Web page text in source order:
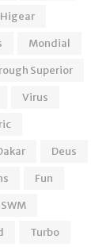
Higear
Mondial
Superior
Virus
Deus
Fun
SWM
Turbo